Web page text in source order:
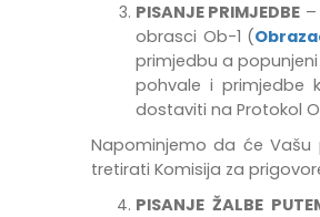
PISANJE PRIMJEDBE –
obrasci Ob-1 (
primjedbua
pohvale i primjedbe
dostaviti na Protokol
Napominjemo da će Vašu
tretirati Komisija za
PISANJE ŽALBE